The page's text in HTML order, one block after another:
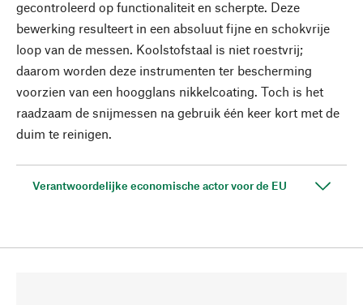
gecontroleerd op functionaliteit en scherpte. Deze
bewerking resulteert in een absoluut fijne en schokvrije
loop van de messen. Koolstofstaal is niet roestvrij;
daarom worden deze instrumenten ter bescherming
voorzien van een hoogglans nikkelcoating. Toch is het
raadzaam de snijmessen na gebruik één keer kort met de
duim te reinigen.
Verantwoordelijke economische actor voor de EU